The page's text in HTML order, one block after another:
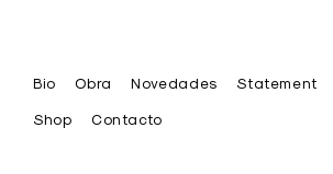
Bio Obra Novedades Statement
Shop Contacto